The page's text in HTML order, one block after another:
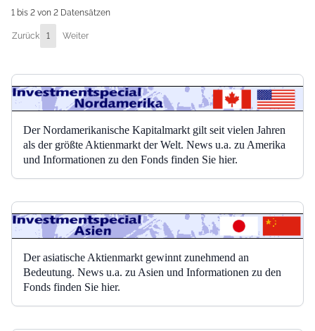
1 bis 2 von 2 Datensätzen
Zurück 1 Weiter
Der Nordamerikanische Kapitalmarkt gilt seit vielen Jahren
als der größte Aktienmarkt der Welt. News u.a. zu Amerika
und Informationen zu den Fonds finden Sie hier.
Der asiatische Aktienmarkt gewinnt zunehmend an
Bedeutung. News u.a. zu Asien und Informationen zu den
Fonds finden Sie hier.